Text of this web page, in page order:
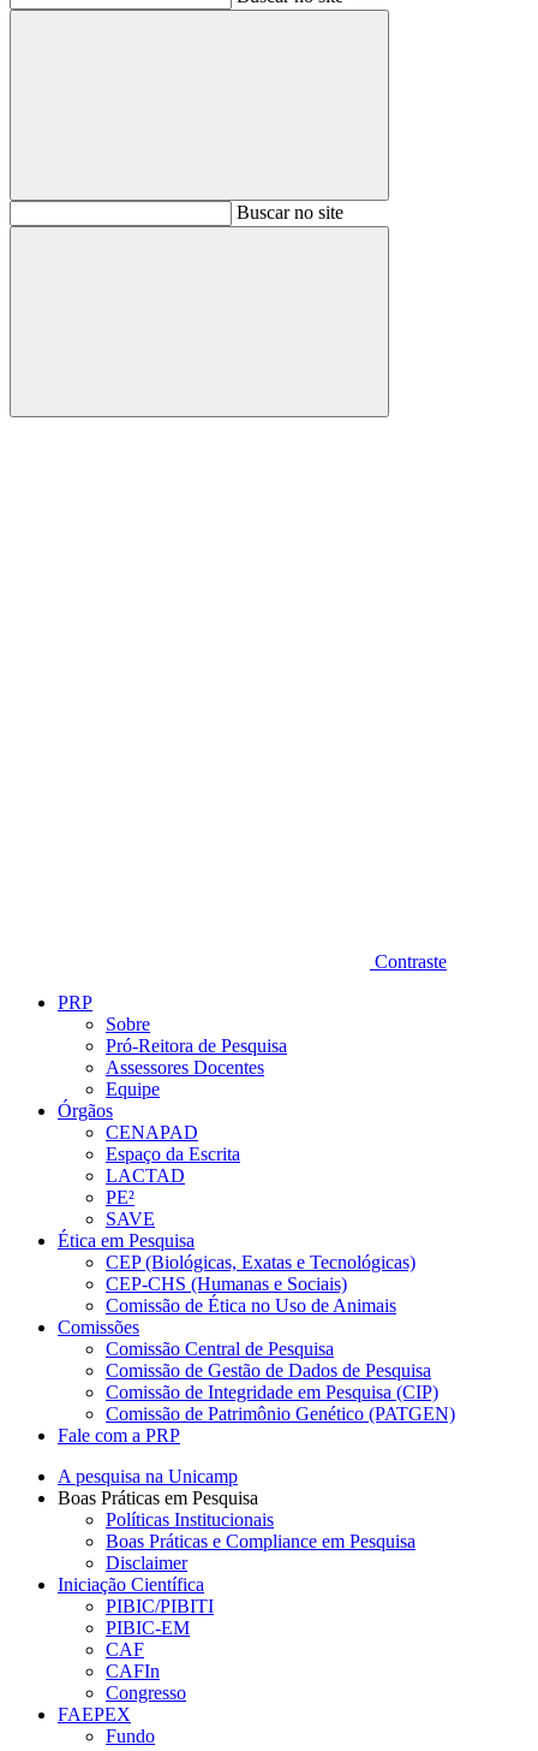
BuscarBuscar no site
Buscar
Contraste
PRP
Sobre
Pró-Reitora de Pesquisa
Assessores Docentes
Equipe
Órgãos
CENAPAD
Espaço da Escrita
LACTAD
PE²
SAVE
Ética em Pesquisa
CEP (Biológicas, Exatas e Tecnológicas)
CEP-CHS (Humanas e Sociais)
Comissão de Ética no Uso de Animais
Comissões
Comissão Central de Pesquisa
Comissão de Gestão de Dados de Pesquisa
Comissão de Integridade em Pesquisa (CIP)
Comissão de Patrimônio Genético (PATGEN)
Fale com a PRP
A pesquisa na Unicamp
Boas Práticas em Pesquisa
Políticas Institucionais
Boas Práticas e Compliance em Pesquisa
Disclaimer
Iniciação Científica
PIBIC/PIBITI
PIBIC-EM
CAF
CAFIn
Congresso
FAEPEX
Fundo